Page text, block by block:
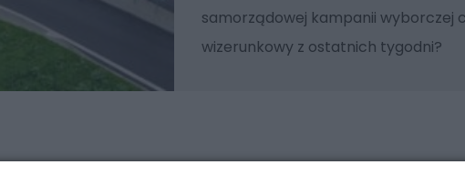
samorządowej kampanii wyborczej
wizerunkowy z ostatnich tygodni?